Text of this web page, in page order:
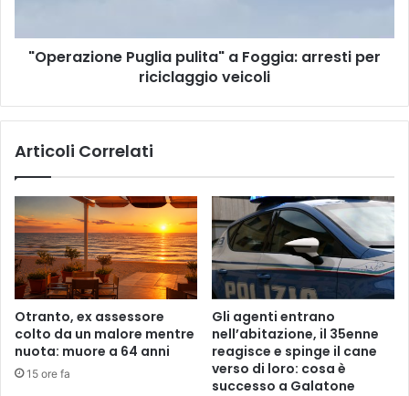
veicoli
"Operazione Puglia pulita" a Foggia: arresti per
riciclaggio veicoli
Articoli Correlati
Otranto, ex assessore
colto da un malore mentre
nuota: muore a 64 anni
15 ore fa
Gli agenti entrano
nell’abitazione, il 35enne
reagisce e spinge il cane
verso di loro: cosa è
successo a Galatone